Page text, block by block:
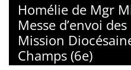
Homélie de Mgr
Messe d’envoi
Mission
Champs (6e)